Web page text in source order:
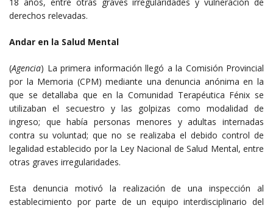
derechos relevadas.
Andar en la Salud Mental
(Agencia) La primera información llegó a la Comisión Provincial
por la Memoria (CPM) mediante una denuncia anónima en la
que se detallaba que en la Comunidad Terapéutica Fénix se
utilizaban el secuestro y las golpizas como modalidad de
ingreso; que había personas menores y adultas internadas
contra su voluntad; que no se realizaba el debido control de
legalidad establecido por la Ley Nacional de Salud Mental, entre
otras graves irregularidades.
Esta denuncia motivó la realización de una inspección al
establecimiento por parte de un equipo interdisciplinario del